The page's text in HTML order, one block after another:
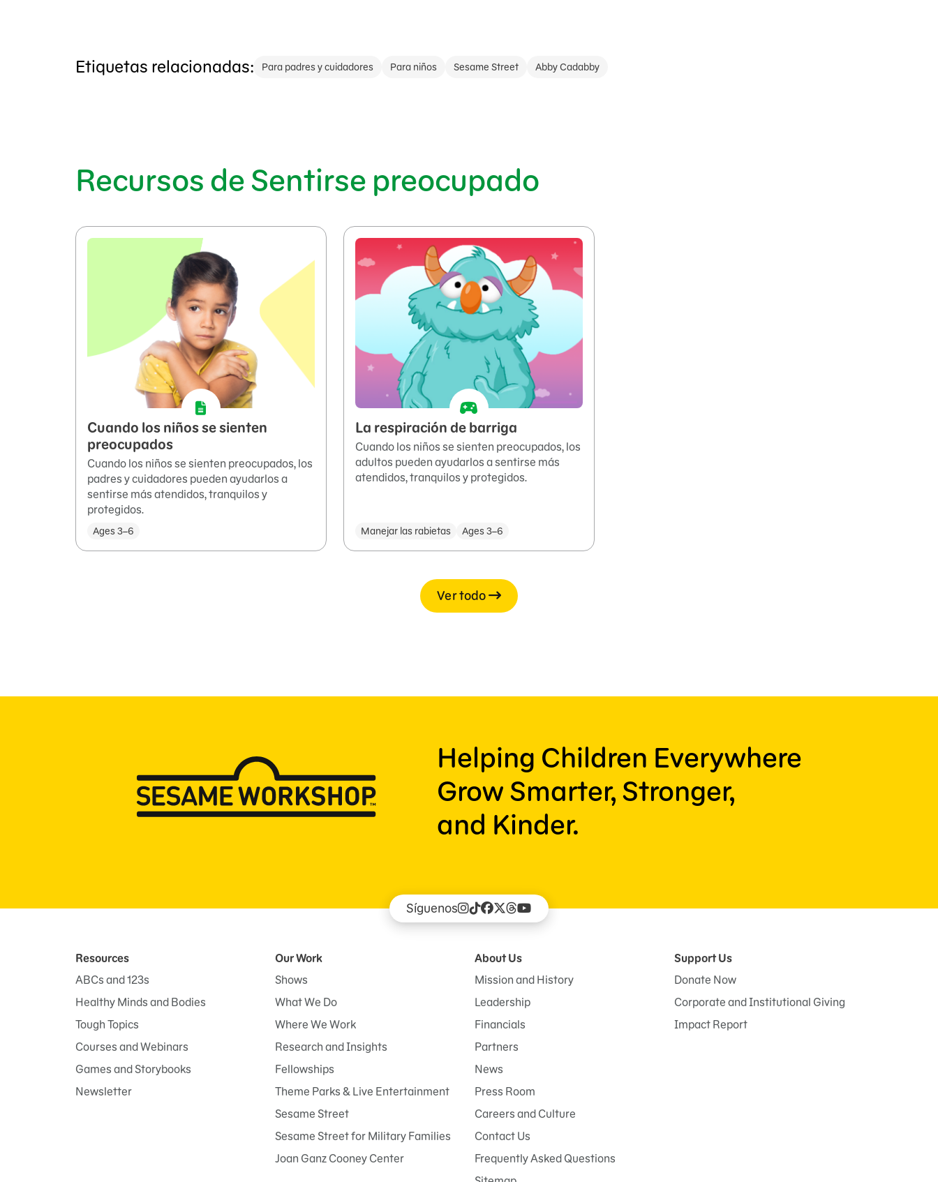
Etiquetas relacionadas: Para padres y cuidadores Para niños Sesame Street Abby Cadabby
Recursos de Sentirse preocupado
Cuando los niños se sienten
preocupados
Cuando los niños se sienten preocupados, los
padres y cuidadores pueden ayudarlos a
sentirse más atendidos, tranquilos y
protegidos.
Ages 3–6
La respiración de barriga
Cuando los niños se sienten preocupados, los
adultos pueden ayudarlos a sentirse más
atendidos, tranquilos y protegidos.
Manejar las rabietas Ages 3–6
Ver todo
Helping Children Everywhere
Grow Smarter, Stronger,
and Kinder.
Síguenos
Resources
ABCs and 123s
Healthy Minds and Bodies
Tough Topics
Courses and Webinars
Games and Storybooks
Newsletter
Our Work
Shows
What We Do
Where We Work
Research and Insights
Fellowships
Theme Parks & Live Entertainment
Sesame Street
Sesame Street for Military Families
Joan Ganz Cooney Center
About Us
Mission and History
Leadership
Financials
Partners
News
Press Room
Careers and Culture
Contact Us
Frequently Asked Questions
Support Us
Donate Now
Corporate and Institutional Giving
Impact Report